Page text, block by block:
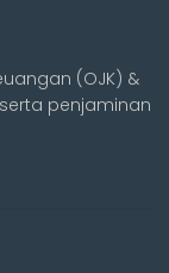
(OJK) &
penjaminan